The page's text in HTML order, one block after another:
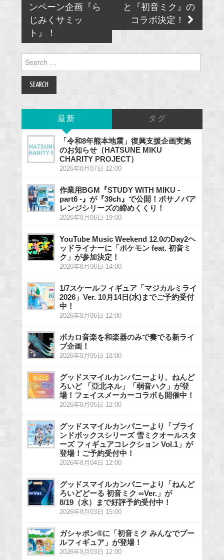
ンペーン企画『ら
じみくサミッ
ト』！
と『初音ミク』の
コラボ決定！
Search
for:
最新 タグ
「令和8年熊本地震」復興支援企画実施
のお知らせ（HATSUNE MIKU
CHARITY PROJECT）
2026年8月07日 12:00
作業用BGM『STUDY WITH MIKU -
part6 -』が『39ch』で公開！ボサノバア
レンジシリーズの締めくくり！
2026年8月06日 19:00
YouTube Music Weekend 12.0のDay2ヘ
ッドライナーに「ポケモン feat. 初音ミ
ク」が参加決定！
2026年8月06日 14:00
1/7スケールフィギュア「マジカルミライ
2026」Ver. 10月14日(水)までご予約受付
中！
2026年8月06日 12:00
ボカロ音楽を和楽器のみで奏でる新ライ
ブ企画！
2026年8月05日 18:00
グッドスマイルカンパニーより、ねんど
ろいど 「亞北ネル」「弱音ハク」が登
場！フェイスメーカーコラボも開催中！
2026年8月05日 12:00
グッドスマイルカンパニーより「ブライ
ンドボックスシリーズ 雪ミクオールスタ
ーズ フィギュアコレクション Vol.1」が
登場！ご予約受付中！
2026年8月04日 12:00
グッドスマイルカンパニーより「ねんど
ろいどどーる 初音ミク ∞Ver.」が
8/19（水）まで好評予約受付中！
2026年8月03日 15:00
ガシャポン®に「初音ミク みんなでプー
ルフィギュア」が登場！
2026年8月03日 12:00